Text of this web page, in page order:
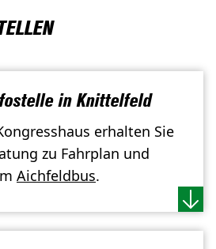
in Knittelfeld
erhalten Sie
zu Fahrplan und
Aichfeldbus.